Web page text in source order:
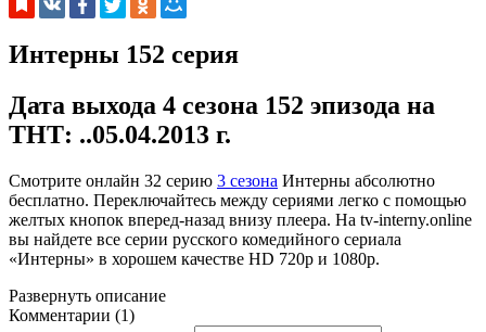
Интерны 152 серия
Дата выхода 4 сезона 152 эпизода на
ТНТ: ..05.04.2013 г.
Смотрите онлайн 32 серию 3 сезона Интерны абсолютно
бесплатно. Переключайтесь между сериями легко с помощью
желтых кнопок вперед-назад внизу плеера. На tv-interny.online
вы найдете все серии русского комедийного сериала
«Интерны» в хорошем качестве HD 720p и 1080p.
Развернуть описание
Комментарии (1)